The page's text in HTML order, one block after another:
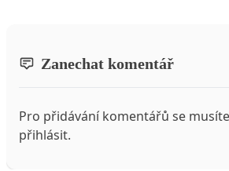
Zanechat komentář
Pro přidávání komentářů se
přihlásit.